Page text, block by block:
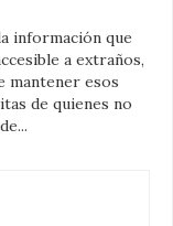
información que
a extraños,
mantener esos
de quienes no